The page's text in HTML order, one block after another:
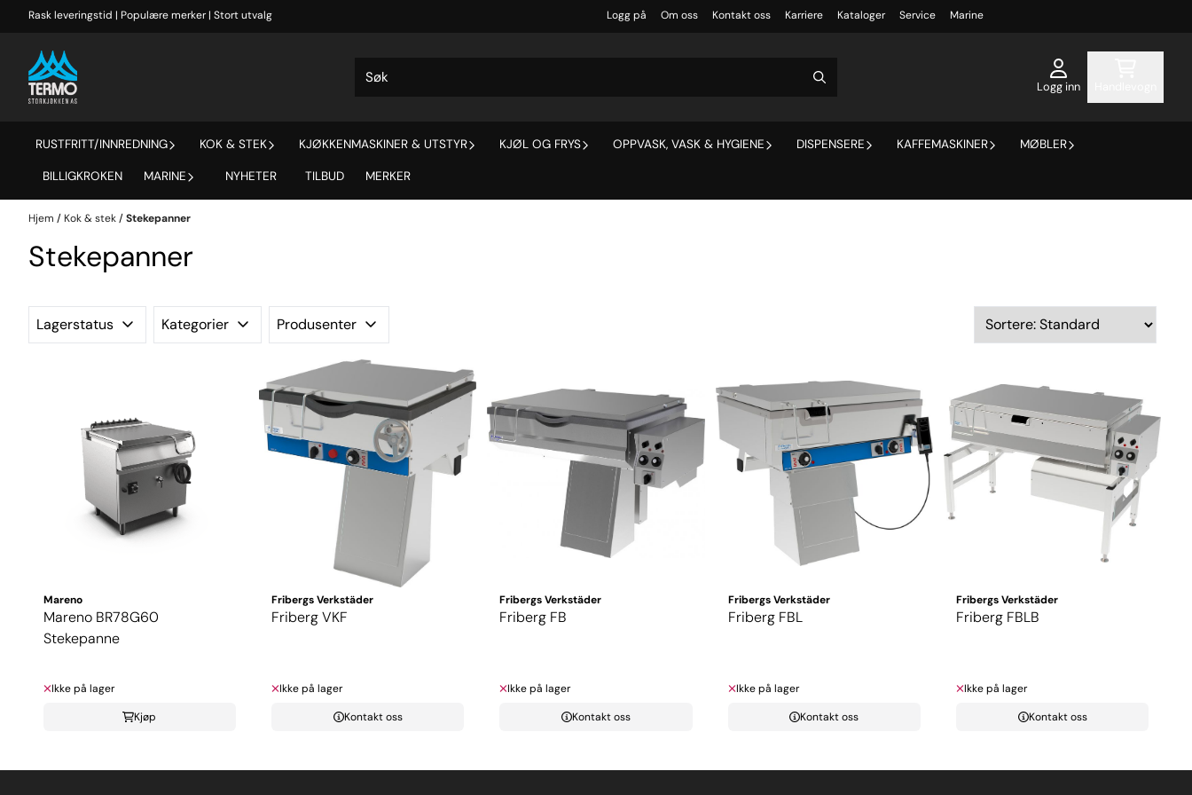
Hopp til innhold
Rask leveringstid | Populære merker | Stort utvalg Logg på Om oss Kontakt oss Karriere Kataloger Service Marine
Logg inn
RUSTFRITT/INNREDNING KOK & STEK KJØKKENMASKINER & UTSTYR KJØL OG FRYS OPPVASK, VASK & HYGIENE DISPENSERE KAFFEMASKINER MØBLER
BILLIGKROKEN MARINE NYHETER TILBUD MERKER
Hjem / Kok & stek/Stekepanner
Stekepanner
Lagerstatus Kategorier Produsenter
Mareno
Mareno BR78G60
Stekepanne
Ikke på lager
Kjøp
Fribergs Verkstäder
Friberg VKF
Ikke på lager
Kontakt oss
Fribergs Verkstäder
Friberg FB
Ikke på lager
Kontakt oss
Fribergs Verkstäder
Friberg FBL
Ikke på lager
Kontakt oss
Fribergs Verkstäder
Friberg FBLB
Ikke på lager
Kontakt oss